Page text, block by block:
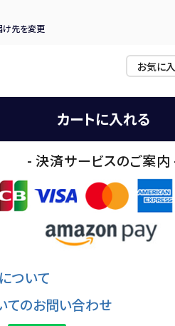
け先を変更
お気に
カートに入れる
- 決済サービスのご案内
ついて
てのお問い合わせ